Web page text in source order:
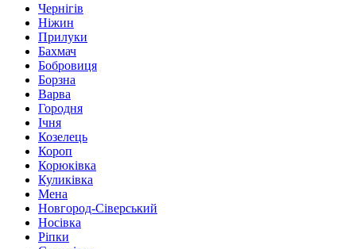
Чернігів
Ніжин
Прилуки
Бахмач
Бобровиця
Борзна
Варва
Городня
Ічня
Козелець
Короп
Корюківка
Куликівка
Мена
Новгород-Сіверський
Носівка
Ріпки